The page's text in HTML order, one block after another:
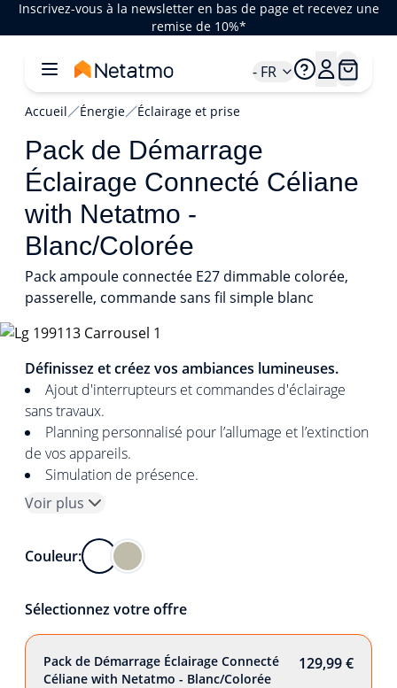
Inscrivez-vous à la newsletter en bas de page et recevez une
remise de 10%*
- FR
Accueil Énergie Éclairage et prise
Pack de Démarrage
Éclairage Connecté Céliane
with Netatmo -
Blanc/Colorée
Pack ampoule connectée E27 dimmable colorée,
passerelle, commande sans fil simple blanc
Définissez et créez vos ambiances lumineuses.
Ajout d'interrupteurs et commandes d'éclairage
sans travaux.
Planning personnalisé pour l’allumage et l’extinction
de vos appareils.
Simulation de présence.
Voir plus
Couleur:
Sélectionnez votre offre
Pack de Démarrage Éclairage Connecté
Céliane with Netatmo - Blanc/Colorée
129,99 €